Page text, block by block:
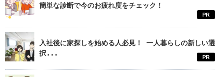
簡単な診断で今のお疲れ度をチェック！
PR
入社後に家探しを始める人必見！ 一人暮らしの新しい選
択...
PR